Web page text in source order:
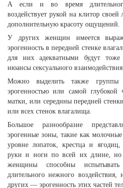
А если и во время
воздействует рукой на клитор
дополнительную красоту ощущений.
У других женщин имеется
эрогенность в передней стенке
для них адекватными будут
нюансы сексуального
Можно выделить также
эрогенностью или самой
матки, или середины передней
или всех стенок влагалища.
Большое разнообразие
эрогенные зоны, такие как
уровне лопаток, крестца и ягодиц,
руки и ноги по всей их длине, но
женщины способны
длительного нежного
других — эрогенность этих частей